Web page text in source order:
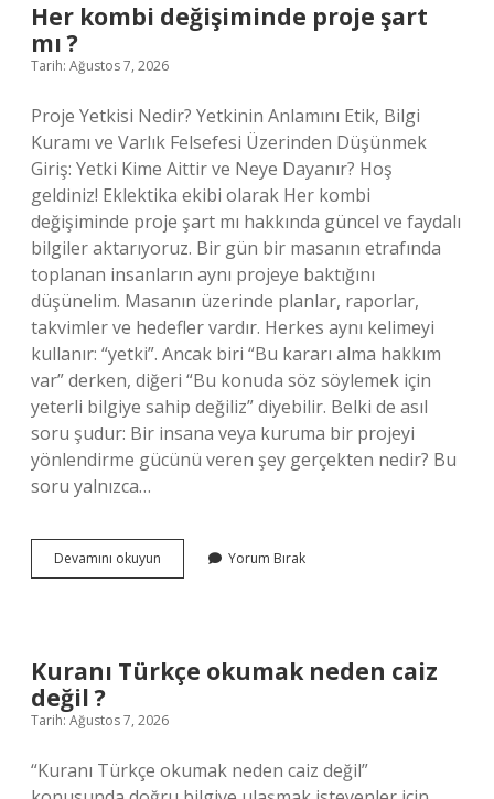
?
Her kombi değişiminde proje şart
mı ?
Tarih: Ağustos 7, 2026
Proje Yetkisi Nedir? Yetkinin Anlamını Etik, Bilgi
Kuramı ve Varlık Felsefesi Üzerinden Düşünmek
Giriş: Yetki Kime Aittir ve Neye Dayanır? Hoş
geldiniz! Eklektika ekibi olarak Her kombi
değişiminde proje şart mı hakkında güncel ve faydalı
bilgiler aktarıyoruz. Bir gün bir masanın etrafında
toplanan insanların aynı projeye baktığını
düşünelim. Masanın üzerinde planlar, raporlar,
takvimler ve hedefler vardır. Herkes aynı kelimeyi
kullanır: “yetki”. Ancak biri “Bu kararı alma hakkım
var” derken, diğeri “Bu konuda söz söylemek için
yeterli bilgiye sahip değiliz” diyebilir. Belki de asıl
soru şudur: Bir insana veya kuruma bir projeyi
yönlendirme gücünü veren şey gerçekten nedir? Bu
soru yalnızca…
Devamını okuyun
kombi
?
Yorum Bırak
Kuranı Türkçe okumak neden caiz
değil ?
Tarih: Ağustos 7, 2026
“Kuranı Türkçe okumak neden caiz değil”